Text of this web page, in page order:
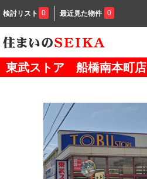
検討リスト 0 最近見た物件 0
東武ストア 船橋南本町店